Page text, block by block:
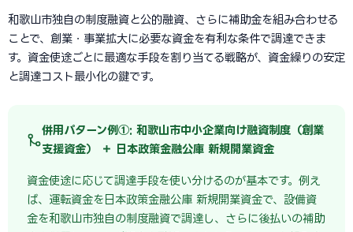
和歌山市独自の制度融資と公的融資、さらに補助金を組み合わせる
ことで、創業・事業拡大に必要な資金を有利な条件で調達できま
す。資金使途ごとに最適な手段を割り当てる戦略が、資金繰りの安定
と調達コスト最小化の鍵です。
併用パターン例①: 和歌山市中小企業向け融資制度（創業
支援資金） ＋ 日本政策金融公庫 新規開業資金
資金使途に応じて調達手段を使い分けるのが基本です。例え
ば、運転資金を日本政策金融公庫 新規開業資金で、設備資
金を和歌山市独自の制度融資で調達し、さらに後払いの補助